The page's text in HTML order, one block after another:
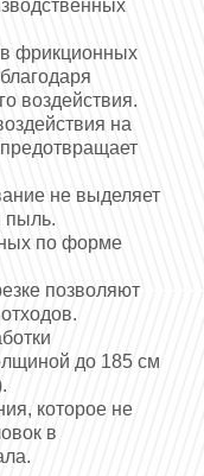
фрикционных
воздействия.
на
не выделяет
пыль.
по форме
позволяют
до 185 см
которое не
в